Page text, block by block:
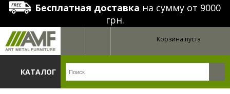
Бесплатная доставка на сумму от 9000
грн.
Корзина пуста
КАТАЛОГ